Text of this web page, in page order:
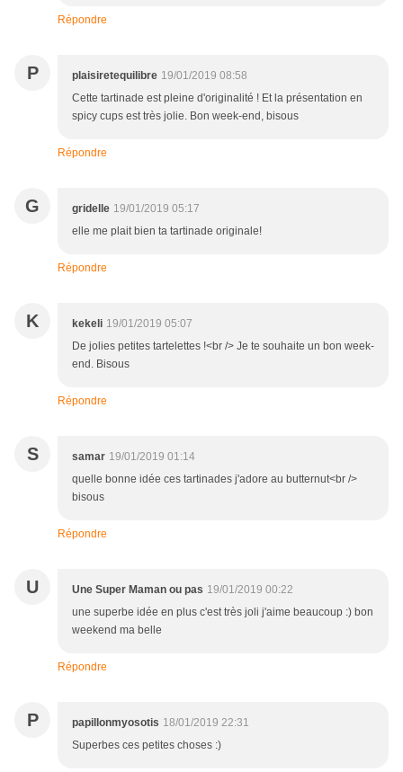
Répondre
P plaisiretequilibre 19/01/2019 08:58
Cette tartinade est pleine d'originalité ! Et la présentation en
spicy cups est très jolie. Bon week-end, bisous
Répondre
G gridelle 19/01/2019 05:17
elle me plait bien ta tartinade originale!
Répondre
K kekeli 19/01/2019 05:07
De jolies petites tartelettes !<br /> Je te souhaite un bon week-
end. Bisous
Répondre
S samar 19/01/2019 01:14
quelle bonne idée ces tartinades j'adore au butternut<br />
bisous
Répondre
U Une Super Maman ou pas 19/01/2019 00:22
une superbe idée en plus c'est très joli j'aime beaucoup :) bon
weekend ma belle
Répondre
P papillonmyosotis 18/01/2019 22:31
Superbes ces petites choses :)